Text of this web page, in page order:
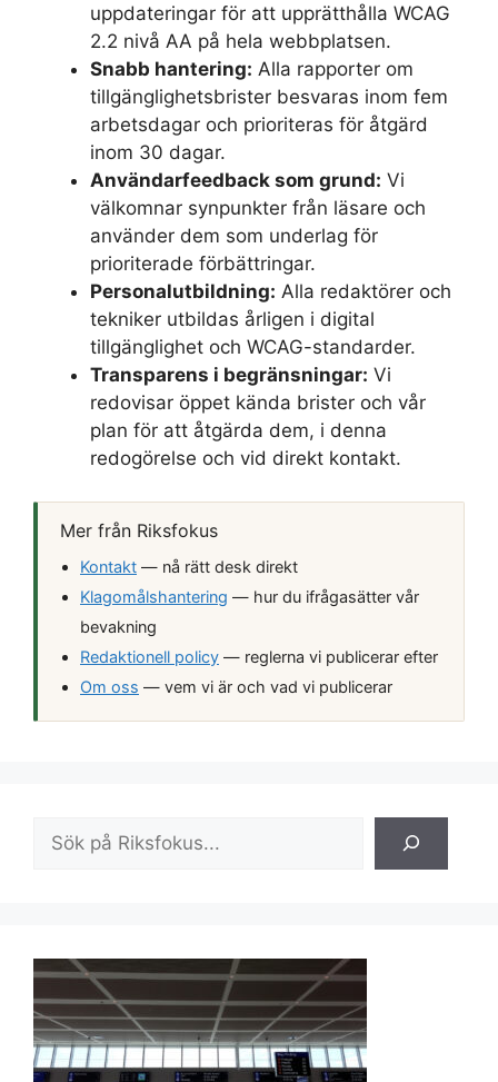
uppdateringar för att upprätthålla WCAG
2.2 nivå AA på hela webbplatsen.
Snabb hantering: Alla rapporter om
tillgänglighetsbrister besvaras inom fem
arbetsdagar och prioriteras för åtgärd
inom 30 dagar.
Användarfeedback som grund: Vi
välkomnar synpunkter från läsare och
använder dem som underlag för
prioriterade förbättringar.
Personalutbildning: Alla redaktörer och
tekniker utbildas årligen i digital
tillgänglighet och WCAG-standarder.
Transparens i begränsningar: Vi
redovisar öppet kända brister och vår
plan för att åtgärda dem, i denna
redogörelse och vid direkt kontakt.
Mer från Riksfokus
Kontakt — nå rätt desk direkt
Klagomålshantering — hur du ifrågasätter vår
bevakning
Redaktionell policy — reglerna vi publicerar efter
Om oss — vem vi är och vad vi publicerar